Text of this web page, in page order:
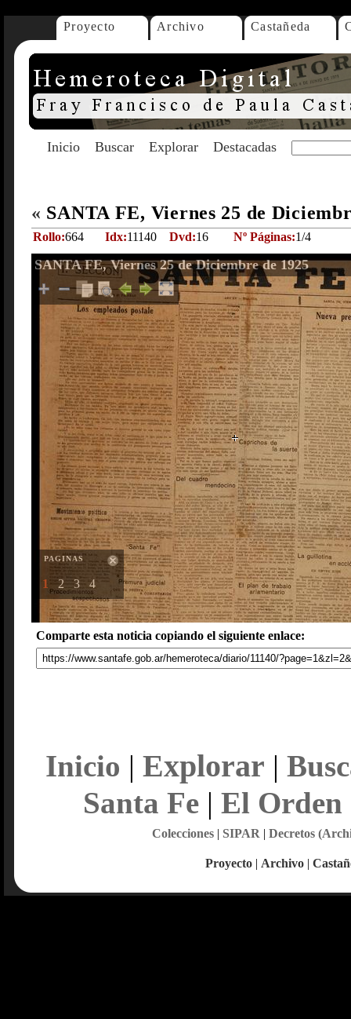
Proyecto Archivo Castañeda
Inicio Buscar Explorar Destacadas
« SANTA FE, Viernes 25 de
Rollo:664 Idx:11140 Dvd:16 Nº Páginas:1/4
SANTA FE, Viernes 25 de Diciembre de 1925
PAGINAS
1 2 3 4
Comparte esta noticia copiando el siguiente enlace:
Inicio | Explorar |
Santa Fe| El Orden
Colecciones| SIPAR | Decretos
Proyecto | Archivo |